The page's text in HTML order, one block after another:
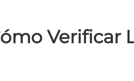
Verificar